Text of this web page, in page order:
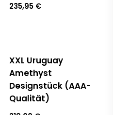
235,95 €
XXL Uruguay
Amethyst
Designstück (AAA-
Qualität)